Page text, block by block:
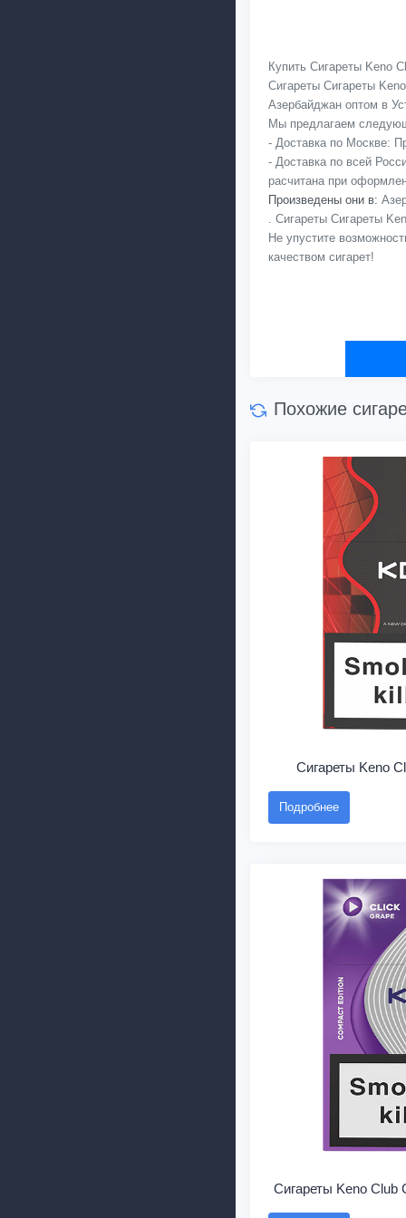
Купить Сигареты Keno
Сигареты Сигареты
Азербайджан оптом в
Мы предлагаем
- Доставка по Москве:
- Доставка по всей
расчитана при
Произведены они в:
. Сигареты Сигареты
Не упустите
качеством сигарет!
Похожие
Сигареты Keno
Подробнее
Сигареты Keno Club